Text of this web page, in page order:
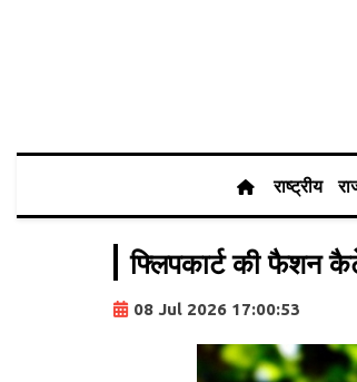
राष्ट्रीय
फ्लिपकार्ट की फैशन
08 Jul 2026 17:00:53